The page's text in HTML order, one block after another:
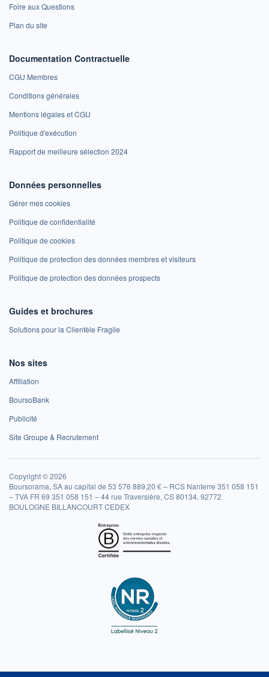
Foire aux Questions
Plan du site
Documentation Contractuelle
CGU Membres
Conditions générales
Mentions légales et CGU
Politique d'exécution
Rapport de meilleure sélection 2024
Données personnelles
Gérer mes cookies
Politique de confidentialité
Politique de cookies
Politique de protection des données membres et visiteurs
Politique de protection des données prospects
Guides et brochures
Solutions pour la Clientèle Fragile
Nos sites
Affiliation
BoursoBank
Publicité
Site Groupe & Recrutement
Copyright © 2026
Boursorama, SA au capital de 53 576 889,20 € – RCS Nanterre 351 058 151
– TVA FR 69 351 058 151 – 44 rue Traversière, CS 80134, 92772
BOULOGNE BILLANCOURT CEDEX